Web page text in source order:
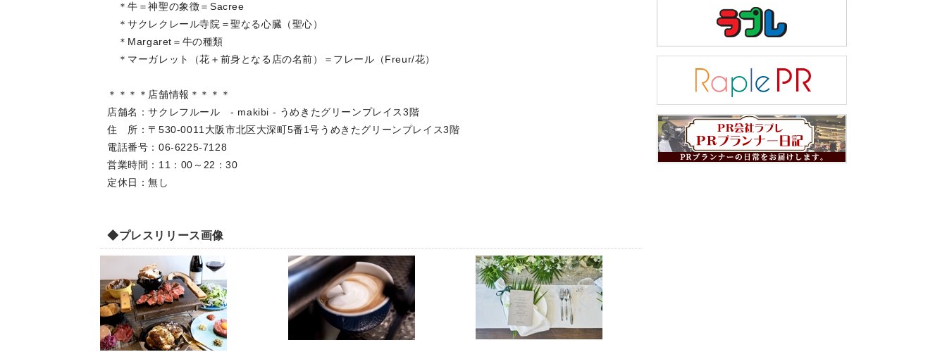
＊牛＝神聖の象徴＝Sacree
＊サクレクレール寺院＝聖なる心臓（聖心）
＊Margaret＝牛の種類
＊マーガレット（花＋前身となる店の名前）＝フレール（Freur/花）
＊＊＊＊店舗情報＊＊＊＊
店舗名：サクレフルール - makibi - うめきたグリーンプレイス3階
住 所：〒530-0011大阪市北区大深町5番1号うめきたグリーンプレイス3階
電話番号：06‐6225‐7128
営業時間：11：00～22：30
定休日：無し
◆プレスリリース画像